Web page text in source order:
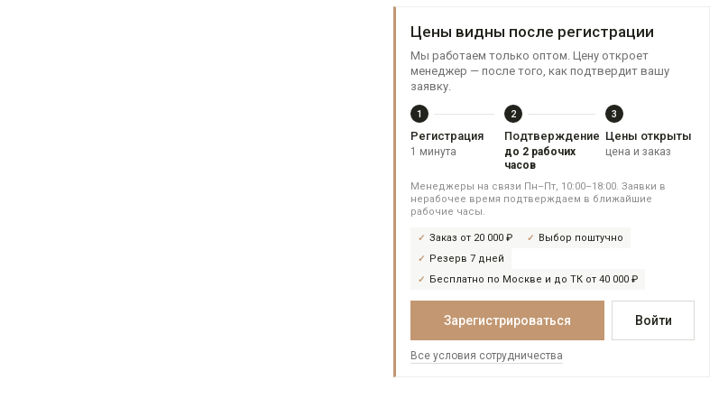
Цены видны после регистрации
Мы работаем только оптом. Цену откроет
менеджер — после того, как подтвердит вашу
заявку.
1
Регистрация
1 минута
2
Подтверждение
до 2 рабочих
часов
3
Цены открыты
цена и заказ
Менеджеры на связи Пн–Пт, 10:00–18:00. Заявки в
нерабочее время подтверждаем в ближайшие
рабочие часы.
Заказ от 20 000 ₽
Выбор поштучно
Резерв 7 дней
Бесплатно по Москве и до ТК от 40 000 ₽
Зарегистрироваться Войти
Все условия сотрудничества